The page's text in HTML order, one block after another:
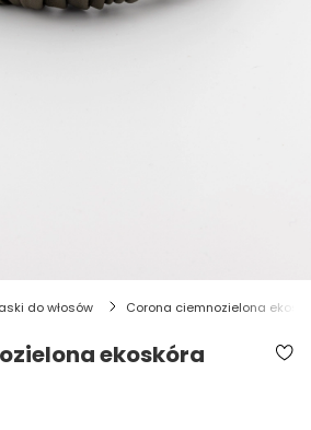
do włosów corona ciemnozielona
ekoskóra